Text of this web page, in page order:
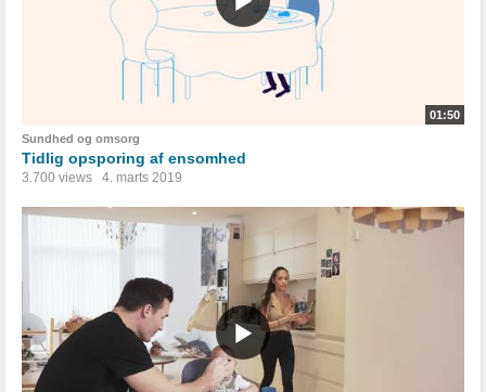
01:50
Sundhed og omsorg
Tidlig opsporing af ensomhed
3.700 views 4. marts 2019